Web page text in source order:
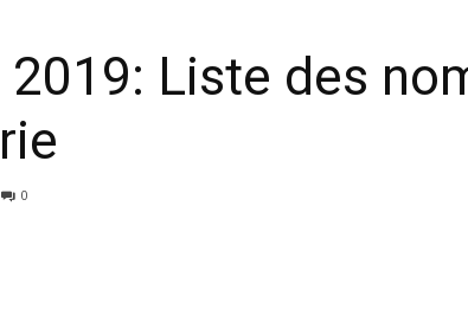
2019: Liste des
0